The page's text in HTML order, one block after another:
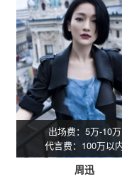
出场费：5万-10万
代言费：100万以
周迅